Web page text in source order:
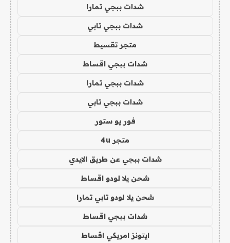
شدات ببجي تمارا
شدات ببجي تابي
متجر تقسيط
شدات ببجي اقساط
شدات ببجي تمارا
شدات ببجي تابي
فور يو ستور
متجر 4u
شدات ببجي عن طريق الايدي
شحن يلا لودو اقساط
شحن يلا لودو تابي تمارا
شدات ببجي اقساط
ايتونز امريكي اقساط